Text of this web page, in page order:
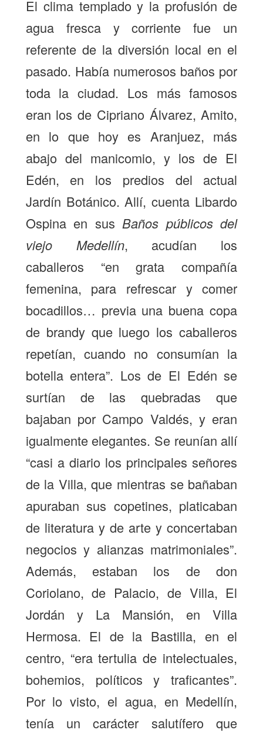
El clima templado y la profusión de
agua fresca y corriente fue un
referente de la diversión local en el
pasado. Había numerosos baños por
toda la ciudad. Los más famosos
eran los de Cipriano Álvarez, Amito,
en lo que hoy es Aranjuez, más
abajo del manicomio, y los de El
Edén, en los predios del actual
Jardín Botánico. Allí, cuenta Libardo
Ospina en susBaños públicos del
viejo Medellín, acudían los
caballeros “en grata compañía
femenina, para refrescar y comer
bocadillos… previa una buena copa
de brandy que luego los caballeros
repetían, cuando no consumían la
botella entera”. Los de El Edén se
surtían de las quebradas que
bajaban por Campo Valdés, y eran
igualmente elegantes. Se reunían allí
“casi a diario los principales señores
de la Villa, que mientras se bañaban
apuraban sus copetines, platicaban
de literatura y de arte y concertaban
negocios y alianzas matrimoniales”.
Además, estaban los de don
Coriolano, de Palacio, de Villa, El
Jordán y La Mansión, en Villa
Hermosa. El de la Bastilla, en el
centro, “era tertulia de intelectuales,
bohemios, políticos y traficantes”.
Por lo visto, el agua, en Medellín,
tenía un carácter salutífero que